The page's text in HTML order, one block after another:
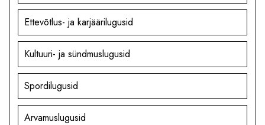
Ettevõtlus- ja karjäärilugusid
Kultuuri- ja sündmuslugusid
Spordilugusid
Arvamuslugusid